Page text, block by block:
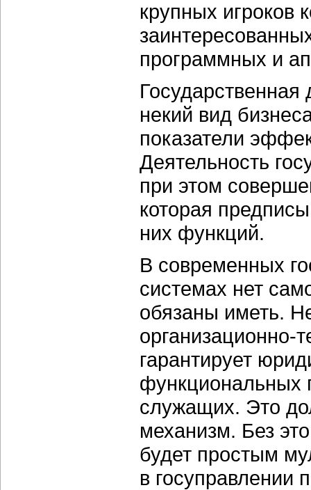
крупных игроков
программных и
Государственная
некий вид
показатели
Деятельность
при этом
которая
них функций.
В современных
системах нет
обязаны иметь.
организационно-
гарантирует
функциональных
служащих. Это
механизм. Без
будет простым
в госуправлении